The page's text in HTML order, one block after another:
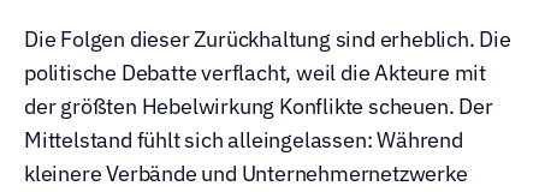
Die Folgen dieser Zurückhaltung sind erheblich. Die
politische Debatte verflacht, weil die Akteure mit
der größten Hebelwirkung Konflikte scheuen. Der
Mittelstand fühlt sich alleingelassen: Während
kleinere Verbände und Unternehmernetzwerke